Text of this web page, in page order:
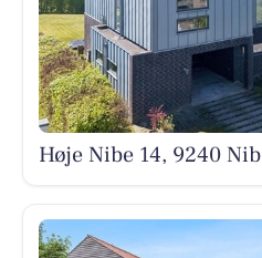
Høje Nibe 14, 9240